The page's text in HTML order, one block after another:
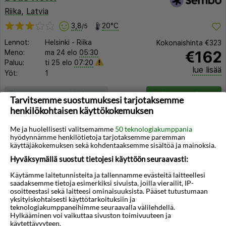
Riika, Latvia
3,8/5 20°C
Lennot: Helsinki - Riika
Meno:
ma 24 elo 05:30
Paluu:
ti 25 elo 07:20
Yöt:
1
Kokonaishinta €323
€162
lue lisää
Huoneen tyyppi ja lento Valitse matka
Tarvitsemme suostumuksesi tarjotaksemme
henkilökohtaisen käyttökokemuksen
Me ja huolellisesti valitsemamme 50 teknologiakumppania
hyödynnämme henkilötietoja tarjotaksemme paremman
käyttäjäkokemuksen sekä kohdentaaksemme sisältöä ja mainoksia.
Hyväksymällä suostut tietojesi käyttöön seuraavasti:
Käytämme laitetunnisteita ja tallennamme evästeitä laitteellesi
saadaksemme tietoja esimerkiksi sivuista, joilla vierailit, IP-
osoitteestasi sekä laitteesi ominaisuuksista. Pääset tutustumaan
yksityiskohtaisesti käyttötarkoituksiin ja
teknologiakumppaneihimme seuraavalla välilehdellä.
Hylkääminen voi vaikuttaa sivuston toimivuuteen ja
käytettävyyteen.